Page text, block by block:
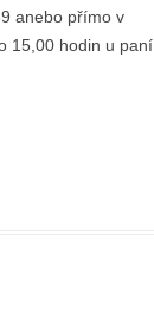
anebo přímo v
15,00 hodin u paní